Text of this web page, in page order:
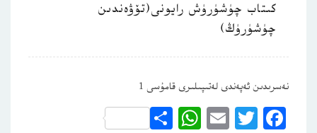
كىتاب چۈشۈرۈش رايونى(تۆۋەندىن
چۈشۈرۈڭ)
نەسرىدىن ئەپەندى لەتىپىلىرى قامۇسى 1
Facebook
Twitter
Email
WhatsApp
Share